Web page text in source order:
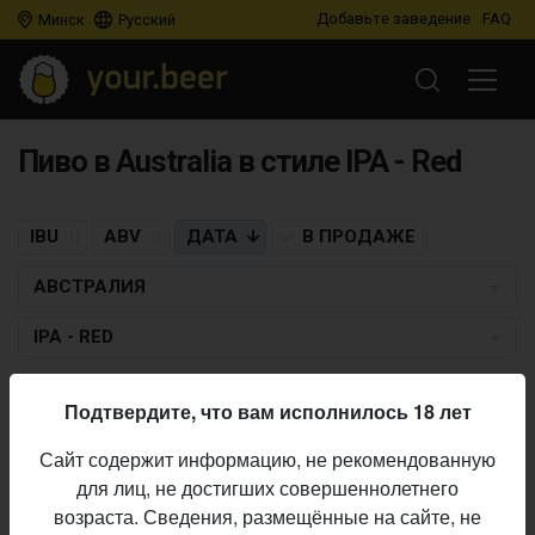
Минск Русский Добавьте заведение FAQ
Пиво в Australia в стиле IPA - Red
IBU ABV ДАТА В ПРОДАЖЕ
АВСТРАЛИЯ
IPA - RED
IPA - Red• 6,4% ABV • 50 IBU •17.08.2020
Подтвердите, что вам исполнилось 18 лет
Сайт содержит информацию, не рекомендованную
для лиц, не достигших совершеннолетнего
возраста. Сведения, размещённые на сайте, не